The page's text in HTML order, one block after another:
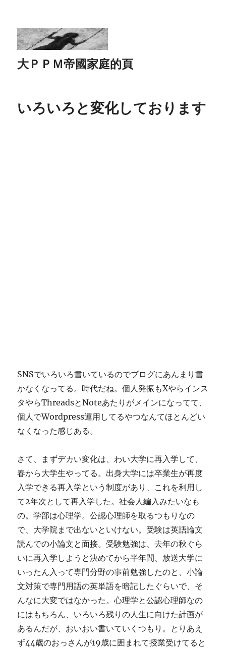
大ＰＰＭ帝國家庭的頁
いろいろと変化しております
SNSでいろいろ書いているのでブログにあんまり書
かなくなってる。時代だね。個人発振もXやらインス
タやらThreadsとNoteあたりがメインになってて、
個人でWordpress運用してるやつなんてほとんどい
なくなった感じある。
さて、まずデカい変化は、わい大学に再入学して、
春から大学生やってる。出身大学には卒業生が再度
入学できる再入学という制度があり、これを利用し
て2年次として再入学した。社会人編入みたいなも
の。学部は心理学。公認心理師を取るつもりなの
で、大学院まで出ないといけない。受験は英語論文
読んでの小論文と面接。受験勉強は、去年の秋ぐら
いに再入学しようと決めてから半年間、放送大学に
いったん入って専門分野の事前勉強したのと、小論
文対策で専門用語の英単語を暗記したぐらいで、そ
んなに大変ではなかった。心理学と公認心理師なの
にはもちろん、いろいろ残りの人生に向けた計画が
あるんだが、おいおい書いていくつもり。とりあえ
ず44歳のおっさんが19歳に囲まれて授業受けてると